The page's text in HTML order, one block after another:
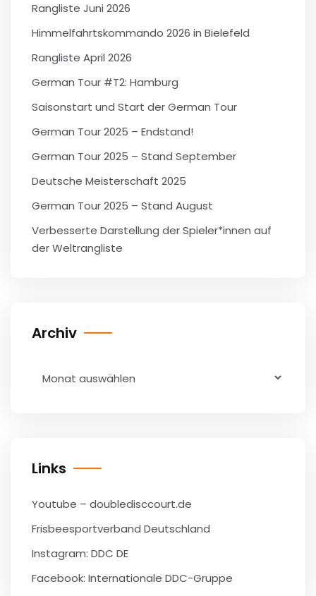
Rangliste Juni 2026
Himmelfahrtskommando 2026 in Bielefeld
Rangliste April 2026
German Tour #T2: Hamburg
Saisonstart und Start der German Tour
German Tour 2025 – Endstand!
German Tour 2025 – Stand September
Deutsche Meisterschaft 2025
German Tour 2025 – Stand August
Verbesserte Darstellung der Spieler*innen auf
der Weltrangliste
ArchivArchiv
Links
Youtube – doubledisccourt.de
Frisbeesportverband Deutschland
Instagram: DDC DE
Facebook: Internationale DDC-Gruppe